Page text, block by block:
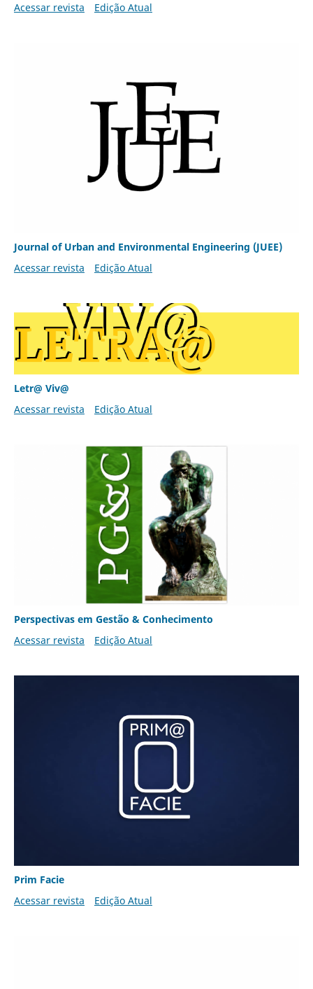
Acessar revista
Edição Atual
Journal of Urban and Environmental Engineering (JUEE)
Acessar revista
Edição Atual
Letr@ Viv@
Acessar revista
Edição Atual
Perspectivas em Gestão & Conhecimento
Acessar revista
Edição Atual
Prim Facie
Acessar revista
Edição Atual